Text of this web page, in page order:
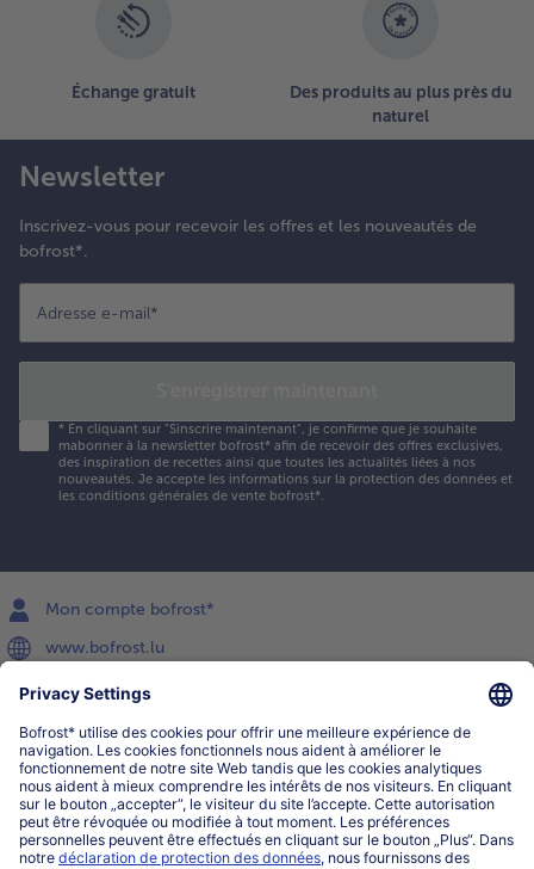
Échange gratuit
Des produits au plus près du
naturel
Newsletter
Inscrivez-vous pour recevoir les offres et les nouveautés de
bofrost*.
Adresse e-mail*
* En cliquant sur "Sinscrire maintenant", je confirme que je souhaite
mabonner à la newsletter bofrost* afin de recevoir des offres exclusives,
des inspiration de recettes ainsi que toutes les actualités liées à nos
nouveautés. Je accepte les informations sur la protection des données et
les conditions générales de vente bofrost*.
Mon compte bofrost*
www.bofrost.lu
service@bofrost.lu
027863232
Lu-ve : 8h-20h Sa : 10h-16h
Service